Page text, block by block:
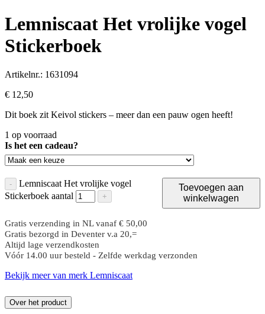
Lemniscaat Het vrolijke vogel
Stickerboek
Artikelnr.: 1631094
€ 12,50
Dit boek zit Keivol stickers – meer dan een pauw ogen heeft!
1 op voorraad
Is het een cadeau?
-
Lemniscaat Het vrolijke vogel
Stickerboek aantal
+
Toevoegen aan
winkelwagen
Gratis verzending in NL vanaf € 50,00
Gratis bezorgd in Deventer v.a 20,=
Altijd lage verzendkosten
Vóór 14.00 uur besteld - Zelfde werkdag verzonden
Bekijk meer van merk Lemniscaat
Over het product